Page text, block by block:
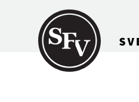
Gå till innehållet